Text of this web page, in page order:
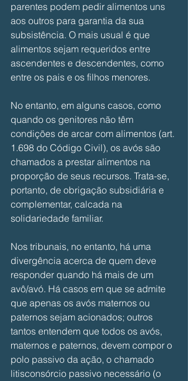
parentes podem pedir alimentos uns
aos outros para garantia da sua
subsistência. O mais usual é que
alimentos sejam requeridos entre
ascendentes e descendentes, como
entre os pais e os filhos menores.
No entanto, em alguns casos, como
quando os genitores não têm
condições de arcar com alimentos (art.
1.698 do Código Civil), os avós são
chamados a prestar alimentos na
proporção de seus recursos. Trata-se,
portanto, de obrigação subsidiária e
complementar, calcada na
solidariedade familiar.
Nos tribunais, no entanto, há uma
divergência acerca de quem deve
responder quando há mais de um
avô/avó. Há casos em que se admite
que apenas os avós maternos ou
paternos sejam acionados; outros
tantos entendem que todos os avós,
maternos e paternos, devem compor o
polo passivo da ação, o chamado
litisconsórcio passivo necessário (o